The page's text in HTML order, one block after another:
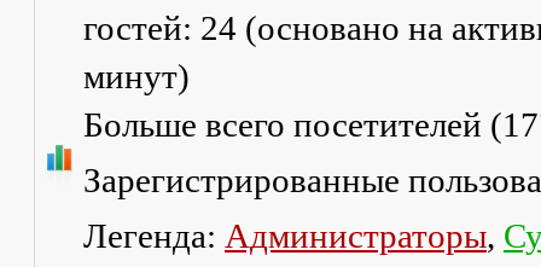
гостей: 24 (основано на
минут)
Больше всего посетителей (
Зарегистрированные
Легенда: Администраторы,